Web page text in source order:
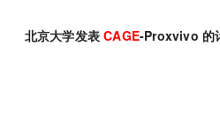
北京大学发表CAGE-Proxvivo 的